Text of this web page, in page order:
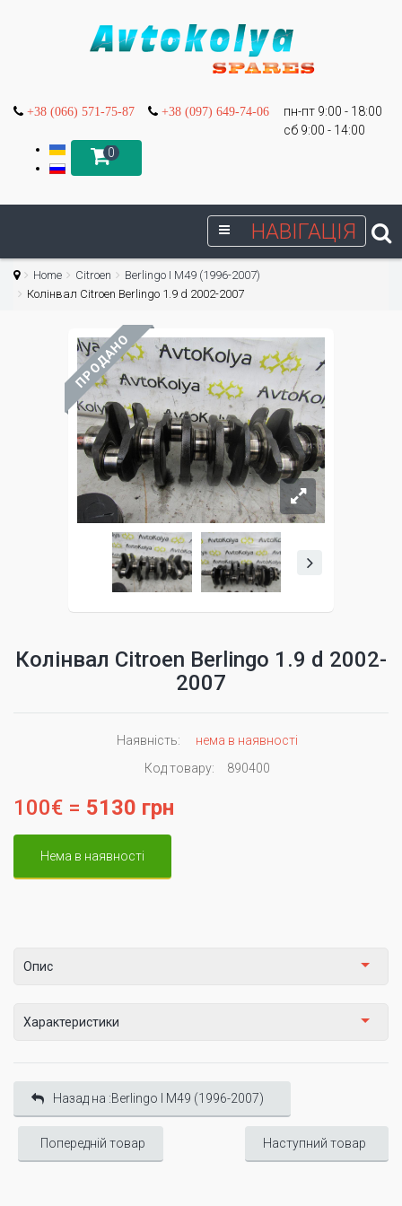
+38 (066) 571-75-87 +38 (097) 649-74-06
пн-пт 9:00 - 18:00
сб 9:00 - 14:00
0
НАВІГАЦІЯ
Home Citroen
Berlingo I М49 (1996-2007)
Колінвал Citroen Berlingo 1.9 d 2002-2007
ПРОДАНО
Колінвал Citroen Berlingo 1.9 d 2002-
2007
Наявність:
нема в наявності
Код товару:
890400
100€ = 5130 грн
Нема в наявності
Опис
Характеристики
Назад на :Berlingo I М49 (1996-2007)
Попередній товар Наступний товар